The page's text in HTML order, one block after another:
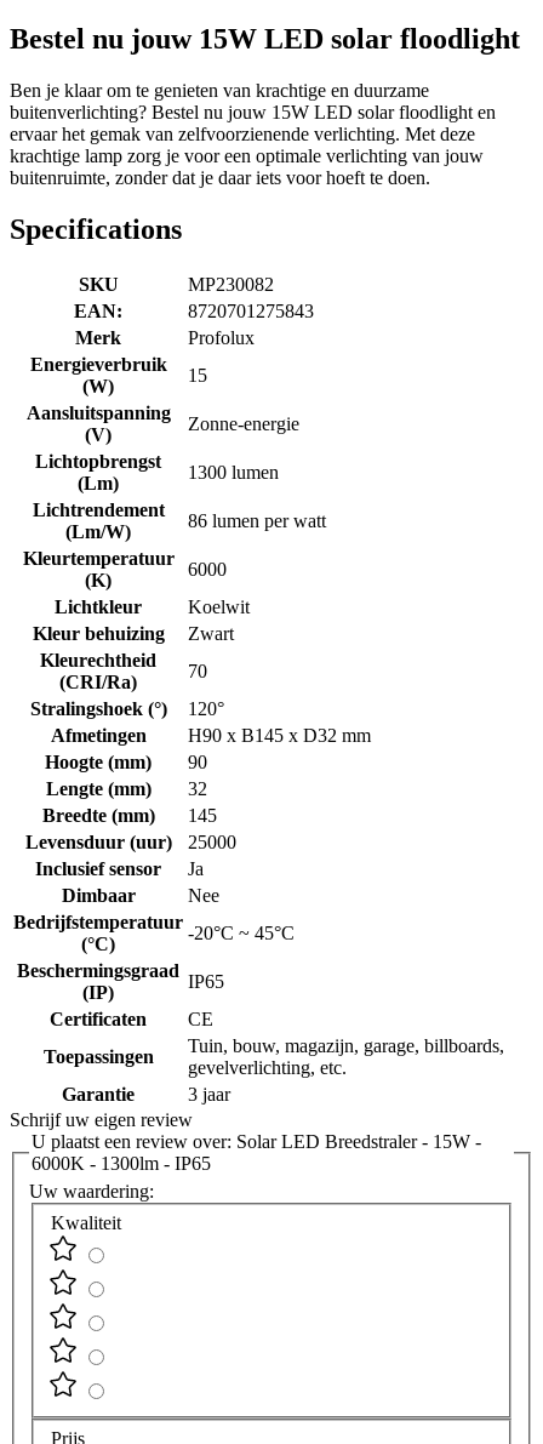
Bestel nu jouw 15W LED solar floodlight
Ben je klaar om te genieten van krachtige en duurzame
buitenverlichting? Bestel nu jouw 15W LED solar floodlight en
ervaar het gemak van zelfvoorzienende verlichting. Met deze
krachtige lamp zorg je voor een optimale verlichting van jouw
buitenruimte, zonder dat je daar iets voor hoeft te doen.
Specifications
SKU
MP230082
EAN:
8720701275843
Merk
Profolux
Energieverbruik
(W)
15
Aansluitspanning
(V)
Zonne-energie
Lichtopbrengst
(Lm)
1300 lumen
Lichtrendement
(Lm/W)
86 lumen per watt
Kleurtemperatuur
(K)
6000
Lichtkleur
Koelwit
Kleur behuizing
Zwart
Kleurechtheid
(CRI/Ra)
70
Stralingshoek (°)
120°
Afmetingen
H90 x B145 x D32 mm
Hoogte (mm)
90
Lengte (mm)
32
Breedte (mm)
145
Levensduur (uur)
25000
Inclusief sensor
Ja
Dimbaar
Nee
Bedrijfstemperatuur
(°C)
-20°C ~ 45°C
Beschermingsgraad
(IP)
IP65
Certificaten
CE
Toepassingen
Tuin, bouw, magazijn, garage, billboards,
gevelverlichting, etc.
Garantie
3 jaar
Schrijf uw eigen review
U plaatst een review over: Solar LED Breedstraler - 15W -
6000K - 1300lm - IP65
Uw waardering:
Kwaliteit
Prijs